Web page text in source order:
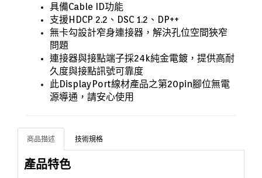
具備Cable ID功能
支援HDCP 2.2、DSC 1.2、DP++
無卡勾設計窄身連接器，解決孔位空間狹窄
問題
連接器與接點端子採24k純金電鍍，提供高耐
久度與接點訊號可靠度
此DisplayPort線材產品之第20pin腳位無電
源導通，請安心使用
商品描述 技術規格
產品特色